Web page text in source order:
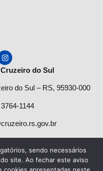
do Sul
do Sul – RS, 95930-000
1144
feira:
sendo necessários
site. Ao fechar este aviso